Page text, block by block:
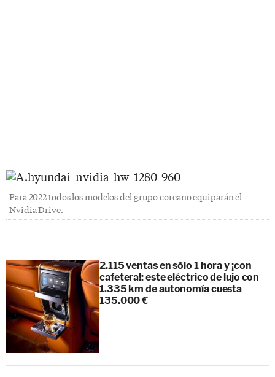
Para 2022 todos los modelos del grupo coreano equiparán el
Nvidia Drive.
2.115 ventas en sólo 1 hora y ¡con
cafetera!: este eléctrico de lujo con
1.335 km de autonomía cuesta
135.000 €